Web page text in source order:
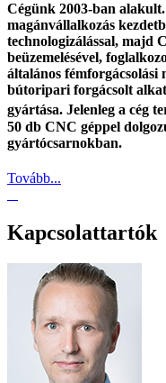
Cégünk 2003-ban
magánvállalkozás
technologizálással, majd
beüzemelésével,
általános fémforgácsolási
bútoripari forgácsolt
gyártása. Jelenleg a cég
50 db CNC géppel
gyártócsarnokban.
Tovább...
Kapcsolattartók